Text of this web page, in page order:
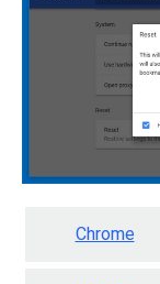
Chrome